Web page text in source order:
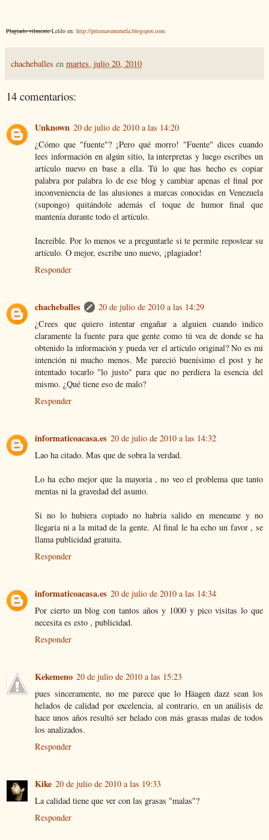
Plagiado vilmenteLeído en: http://prismavenezuela.blogspot.com
chacheballes en martes, julio 20, 2010
14 comentarios:
Unknown 20 de julio de 2010 a las 14:20
¿Cómo que "fuente"? ¡Pero qué morro! "Fuente" dices cuando
lees información en algún sitio, la interpretas y luego escribes un
artículo nuevo en base a ella. Tú lo que has hecho es copiar
palabra por palabra lo de ese blog y cambiar apenas el final por
inconveniencia de las alusiones a marcas conocidas en Venezuela
(supongo) quitándole además el toque de humor final que
mantenía durante todo el artículo.
Increíble. Por lo menos ve a preguntarle si te permite repostear su
artículo. O mejor, escribe uno nuevo, ¡plagiador!
Responder
chacheballes
20 de julio de 2010 a las 14:29
¿Crees que quiero intentar engañar a alguien cuando indico
claramente la fuente para que gente como tú vea de donde se ha
obtenido la información y pueda ver el artículo original? No es mi
intención ni mucho menos. Me pareció buenísimo el post y he
intentado tocarlo "lo justo" para que no perdiera la esencia del
mismo. ¿Qué tiene eso de malo?
Responder
informaticoacasa.es 20 de julio de 2010 a las 14:32
Lao ha citado. Mas que de sobra la verdad.
Lo ha echo mejor que la mayoria , no veo el problema que tanto
mentas ni la gravedad del asunto.
Si no lo hubiera copiado no habria salido en meneame y no
llegaria ni a la mitad de la gente. Al final le ha echo un favor , se
llama publicidad gratuita.
Responder
informaticoacasa.es 20 de julio de 2010 a las 14:34
Por cierto un blog con tantos años y 1000 y pico visitas lo que
necesita es esto , publicidad.
Responder
Kekemeno 20 de julio de 2010 a las 15:23
pues sinceramente, no me parece que lo Häagen dazz sean los
helados de calidad por excelencia, al contrario, en un análisis de
hace unos años resultó ser helado con más grasas malas de todos
los analizados.
Responder
Kike 20 de julio de 2010 a las 19:33
La calidad tiene que ver con las grasas "malas"?
Responder